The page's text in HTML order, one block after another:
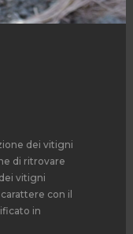
dei vitigni
di ritrovare
vitigni
con il
in